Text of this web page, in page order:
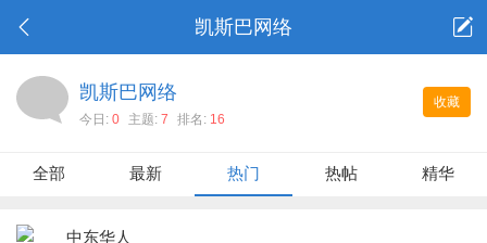
凯斯巴网络
收藏
凯斯巴网络
今日: 0 主题: 7 排名: 16
全部 最新 热门 热帖 精华
中东华人